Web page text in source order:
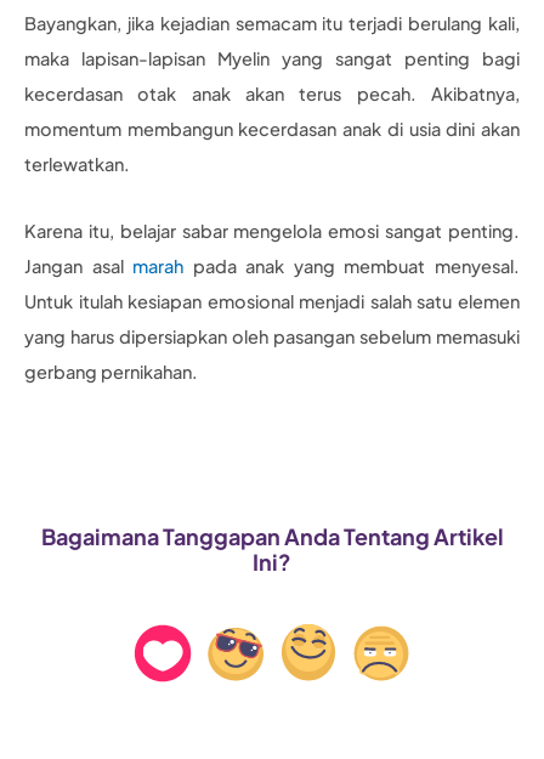
Bayangkan, jika kejadian semacam itu terjadi berulang kali,
maka lapisan-lapisan Myelin yang sangat penting bagi
kecerdasan otak anak akan terus pecah. Akibatnya,
momentum membangun kecerdasan anak di usia dini akan
terlewatkan.
Karena itu, belajar sabar mengelola emosi sangat penting.
Jangan asal marah pada anak yang membuat menyesal.
Untuk itulah kesiapan emosional menjadi salah satu elemen
yang harus dipersiapkan oleh pasangan sebelum memasuki
gerbang pernikahan.
Bagaimana Tanggapan Anda Tentang Artikel
Ini?